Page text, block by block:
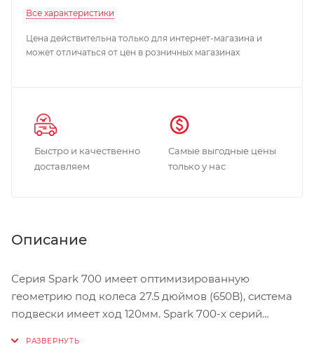
Все характеристики
Цена действительна только для интернет-магазина и
может отличаться от цен в розничных магазинах
Быстро и качественно
доставляем
Самые выгодные цены
только у нас
Описание
Серия Spark 700 имеет оптимизированную
геометрию под колеса 27.5 дюймов (650B), система
подвески имеет ход 120мм. Spark 700-х серий